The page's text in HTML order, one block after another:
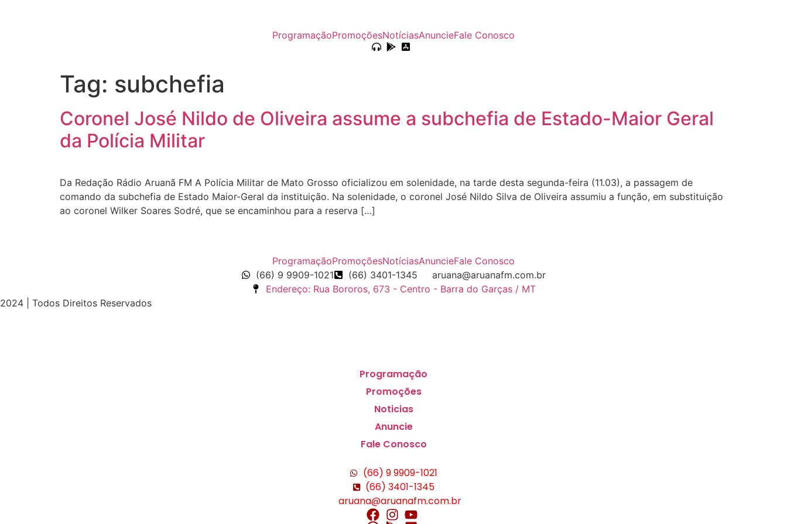
ProgramaçãoPromoçõesNotíciasAnuncieFale Conosco
Tag: subchefia
Coronel José Nildo de Oliveira assume a subchefia de Estado-Maior Geral
da Polícia Militar
Da Redação Rádio Aruanã FM A Polícia Militar de Mato Grosso oficializou em solenidade, na tarde desta segunda-feira (11.03), a passagem de
comando da subchefia de Estado Maior-Geral da instituição. Na solenidade, o coronel José Nildo Silva de Oliveira assumiu a função, em substituição
ao coronel Wilker Soares Sodré, que se encaminhou para a reserva […]
ProgramaçãoPromoçõesNotíciasAnuncieFale Conosco
(66) 9 9909-1021
(66) 3401-1345
aruana@aruanafm.com.br
Endereço: Rua Bororos, 673 - Centro - Barra do Garças / MT
2024 | Todos Direitos Reservados
Programação
Promoções
Noticias
Anuncie
Fale Conosco
(66) 9 9909-1021
(66) 3401-1345
aruana@aruanafm.com.br